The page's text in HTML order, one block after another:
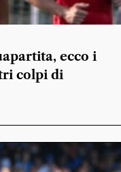
ecco i
colpi di